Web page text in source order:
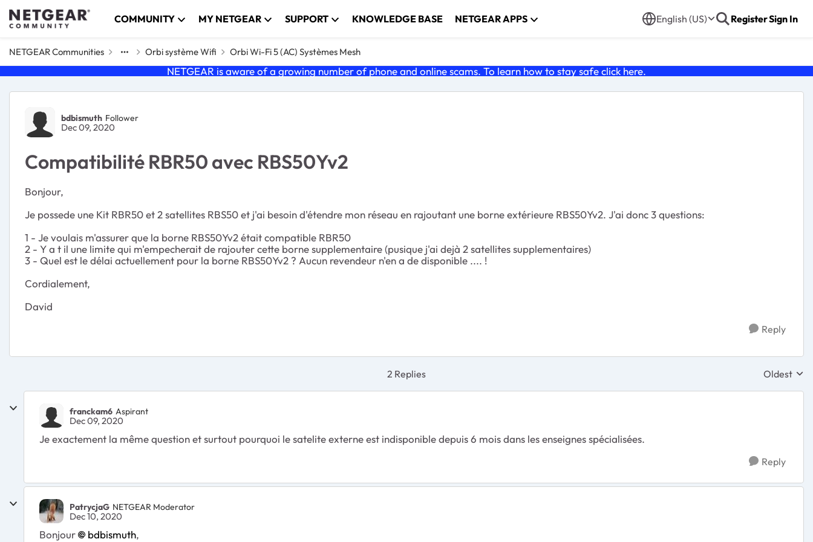
Skip to content COMMUNITY MY NETGEAR SUPPORT KNOWLEDGE BASE NETGEAR APPS English (US) RegisterSign In
NETGEAR Communities Orbi système Wifi Orbi Wi-Fi 5 (AC) Systèmes Mesh
NETGEAR is aware of a growing number of phone and online scams. To learn how to stay safe click here.
Forum Discussion
bdbismuth Follower
Dec 09, 2020
Compatibilité RBR50 avec RBS50Yv2
Bonjour,
Je possede une Kit RBR50 et 2 satellites RBS50 et j'ai besoin d'étendre mon réseau en rajoutant une borne extérieure RBS50Yv2. J'ai donc 3 questions:
1 - Je voulais m'assurer que la borne RBS50Yv2 était compatible RBR50
2 - Y a t il une limite qui m'empecherait de rajouter cette borne supplementaire (pusique j'ai dejà 2 satellites supplementaires)
3 - Quel est le délai actuellement pour la borne RBS50Yv2 ? Aucun revendeur n'en a de disponible .... !
Cordialement,
David
Reply
2 Replies Replies
Oldest
franckam6 Aspirant
Dec 09, 2020
Je exactement la même question et surtout pourquoi le satelite externe est indisponible depuis 6 mois dans les enseignes spécialisées.
Reply
PatrycjaG NETGEAR Moderator
Dec 10, 2020
Bonjour bdbismuth,